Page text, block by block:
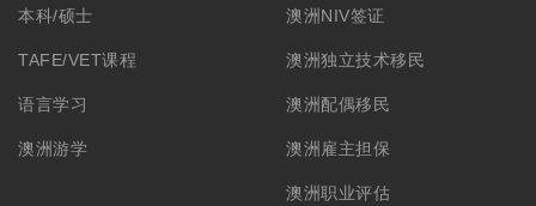
本科/硕士
TAFE/VET课程
语言学习
澳洲游学
澳洲NIV签证
澳洲独立技术移民
澳洲配偶移民
澳洲雇主担保
澳洲职业评估